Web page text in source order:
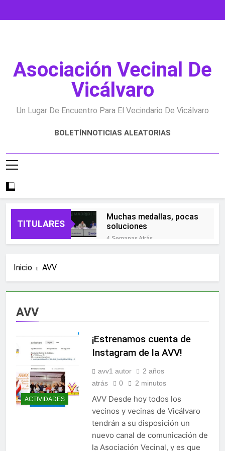
Asociación Vecinal De
Vicálvaro
Un Lugar De Encuentro Para El Vecindario De Vicálvaro
BOLETÍNNOTICIAS ALEATORIAS
TITULARES
Muchas medallas, pocas
soluciones
4 Semanas Atrás
HUELGA INDEFINIDA DE
EDUCADORAS
JUSTICIA SOCIAL Y
RACIAL
4 Meses Atrás
Convocatoria Asamblea
General Ordinaria
4 Meses Atrás
CHARLA INFORMATIVA
REGULARIZACIÓN
EXTRAORDINARIA
El Espacio de Igualdad
Gloria Fuertes deja la
icónica Plaza de las
Mujeres
5 Meses Atrás
Inicio AVV
AVV
ACTIVIDADES
¡Estrenamos cuenta de
Instagram de la AVV!
avv1 autor
2 años
atrás
0 2 minutos
AVV Desde hoy todos los
vecinos y vecinas de Vicálvaro
tendrán a su disposición un
nuevo canal de comunicación de
la Asociación Vecinal, y es que